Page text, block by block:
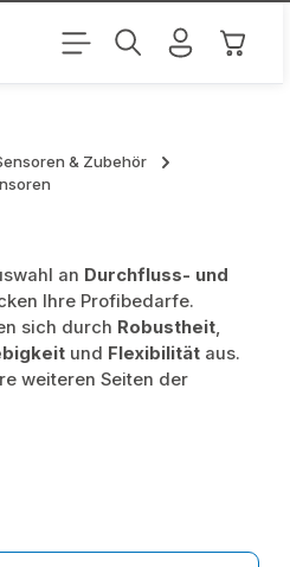
& Zubehör
an Durchfluss- und
Ihre Profibedarfe.
sich durch Robustheit,
und Flexibilität aus.
weiteren Seiten der